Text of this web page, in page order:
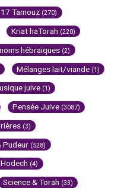
Tamouz (270)
Kriat haTorah (220)
hébraïques (2)
Mélanges lait/viande (1)
juive (1)
Pensée Juive (3087)
(3)
Pudeur (528)
(4)
Science & Torah (33)